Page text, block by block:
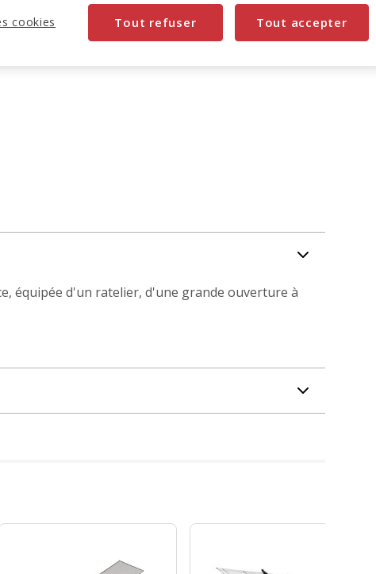
équipée d'un ratelier, d'une grande ouverture à
Tout refuser Tout accepter
cookies